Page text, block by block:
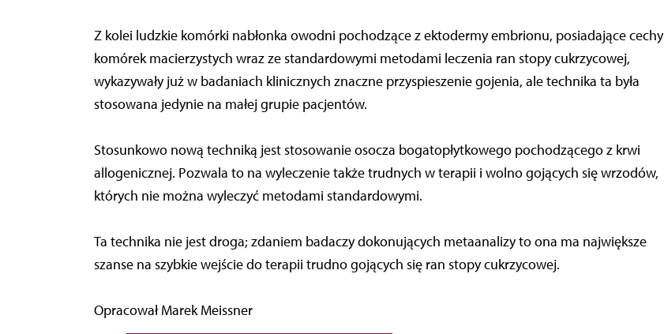
Z kolei ludzkie komórki nabłonka owodni pochodzące z ektodermy embrionu, posiadające cechy
komórek macierzystych wraz ze standardowymi metodami leczenia ran stopy cukrzycowej,
wykazywały już w badaniach klinicznych znaczne przyspieszenie gojenia, ale technika ta była
stosowana jedynie na małej grupie pacjentów.
Stosunkowo nową techniką jest stosowanie osocza bogatopłytkowego pochodzącego z krwi
allogenicznej. Pozwala to na wyleczenie także trudnych w terapii i wolno gojących się wrzodów,
których nie można wyleczyć metodami standardowymi.
Ta technika nie jest droga; zdaniem badaczy dokonujących metaanalizy to ona ma największe
szanse na szybkie wejście do terapii trudno gojących się ran stopy cukrzycowej.
Opracował Marek Meissner